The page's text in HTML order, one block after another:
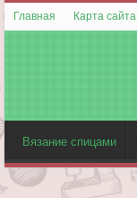
Главная Карта сайта
Вязание спицами